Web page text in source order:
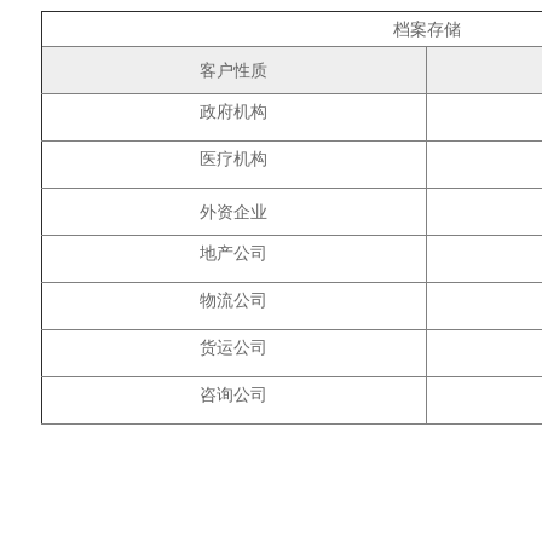
档案存储
客户性质
政府机构
医疗机构
外资企业
地产公司
物流公司
货运公司
咨询公司